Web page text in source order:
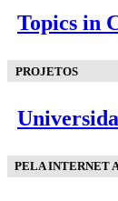
Topics in
PROJETOS
PELA INTERNET